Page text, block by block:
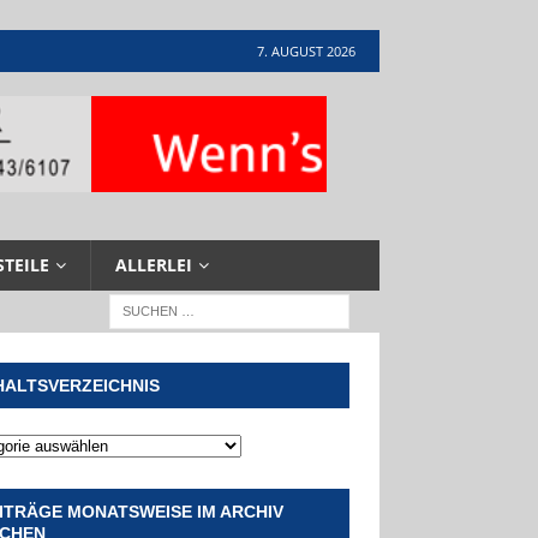
7. AUGUST 2026
ALLERLEI
MONATSWEISE IM ARCHIV